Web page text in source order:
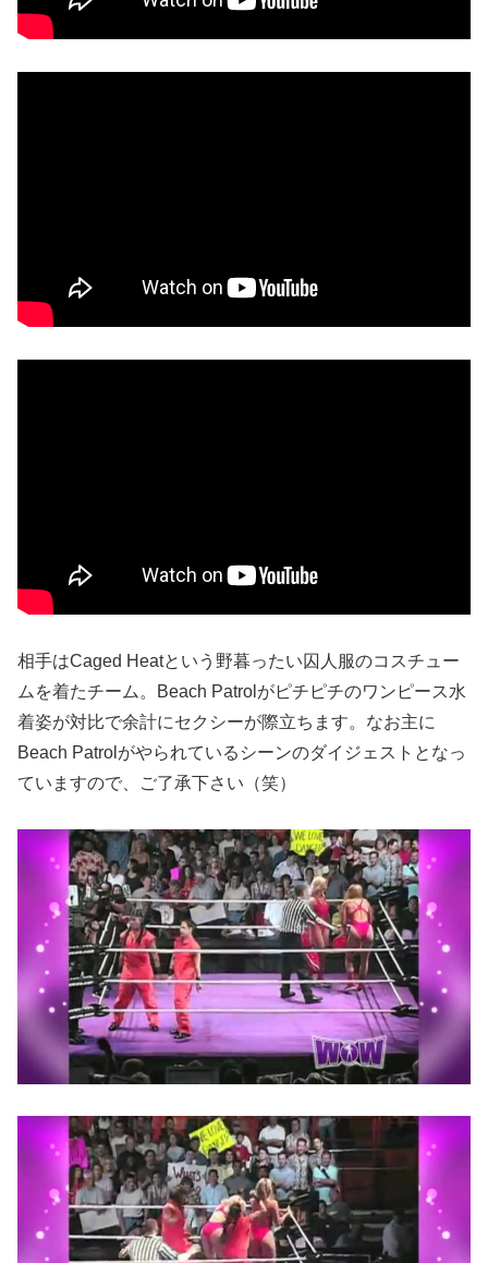
相手はCaged Heatという野暮ったい囚人服のコスチュー
ムを着たチーム。Beach Patrolがピチピチのワンピース水
着姿が対比で余計にセクシーが際立ちます。なお主に
Beach Patrolがやられているシーンのダイジェストとなっ
ていますので、ご了承下さい（笑）